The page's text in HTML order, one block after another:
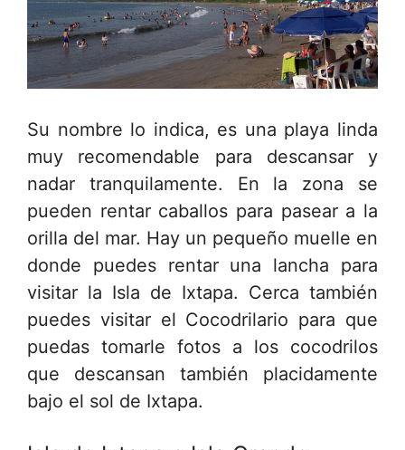
Su nombre lo indica, es una playa linda
muy recomendable para descansar y
nadar tranquilamente. En la zona se
pueden rentar caballos para pasear a la
orilla del mar. Hay un pequeño muelle en
donde puedes rentar una lancha para
visitar la Isla de Ixtapa. Cerca también
puedes visitar el Cocodrilario para que
puedas tomarle fotos a los cocodrilos
que descansan también placidamente
bajo el sol de Ixtapa.